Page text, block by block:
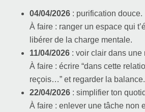
04/04/2026 : purification douce.
À faire : ranger un espace qui
libérer de la charge mentale.
11/04/2026 : voir clair dans une
À faire : écrire “dans cette
reçois…” et regarder la balance.
22/04/2026 : simplifier ton
À faire : enlever une tâche non